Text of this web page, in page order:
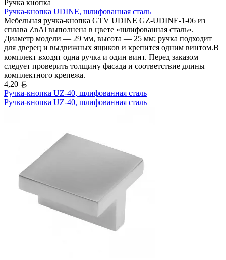
Ручка кнопка
Ручка-кнопка UDINE, шлифованная сталь
Мебельная ручка-кнопка GTV UDINE GZ-UDINE-1-06 из
сплава ZnAl выполнена в цвете «шлифованная сталь».
Диаметр модели — 29 мм, высота — 25 мм; ручка подходит
для дверец и выдвижных ящиков и крепится одним винтом.В
комплект входят одна ручка и один винт. Перед заказом
следует проверить толщину фасада и соответствие длины
комплектного крепежа.
4,20
Ручка-кнопка UZ-40, шлифованная сталь
Ручка-кнопка UZ-40, шлифованная сталь